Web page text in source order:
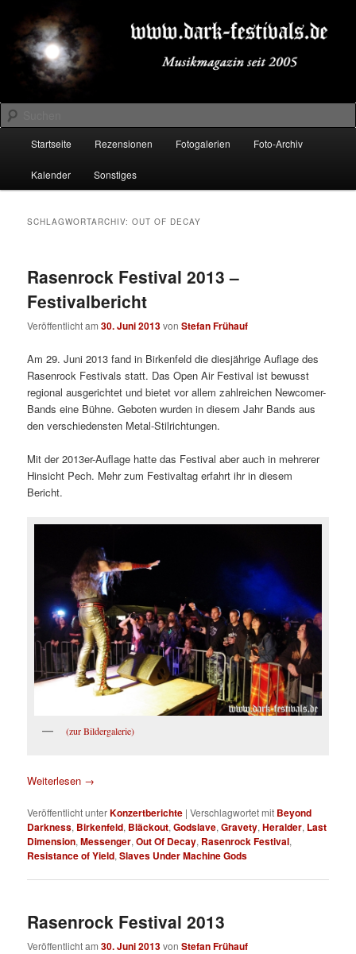
primären
Inhalt
springen
sekundären
Inhalt
springenDARK-FESTIVALS.DE
Suchen
Startseite Rezensionen Fotogalerien Foto-Archiv
Kalender Sonstiges
SCHLAGWORTARCHIV:OUT OF DECAY
Rasenrock Festival 2013 –
Festivalbericht
Veröffentlicht am30. Juni 2013vonStefan Frühauf
Am 29. Juni 2013 fand in Birkenfeld die diesjährige Auflage des
Rasenrock Festivals statt. Das Open Air Festival ist bewusst
regional ausgerichtet und bietet vor allem zahlreichen Newcomer-
Bands eine Bühne. Geboten wurden in diesem Jahr Bands aus
den verschiedensten Metal-Stilrichtungen.
Mit der 2013er-Auflage hatte das Festival aber auch in mehrerer
Hinsicht Pech. Mehr zum Festivaltag erfahrt ihr in diesem
Bericht.
(zur Bildergalerie)
Weiterlesen →
Veröffentlicht unterKonzertberichte |Verschlagwortet mit Beyond
Darkness, Birkenfeld, Bläckout,Godslave,Gravety,Heralder, Last
Dimension,Messenger,Out Of Decay, Rasenrock Festival,
Resistance of Yield,Slaves Under Machine Gods
Rasenrock Festival 2013
Veröffentlicht am30. Juni 2013vonStefan Frühauf